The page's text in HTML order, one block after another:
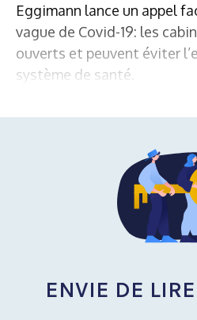
Eggimann lance un appel
vague de Covid-19: les
ouverts et peuvent éviter
système de santé.
ENVIE DE